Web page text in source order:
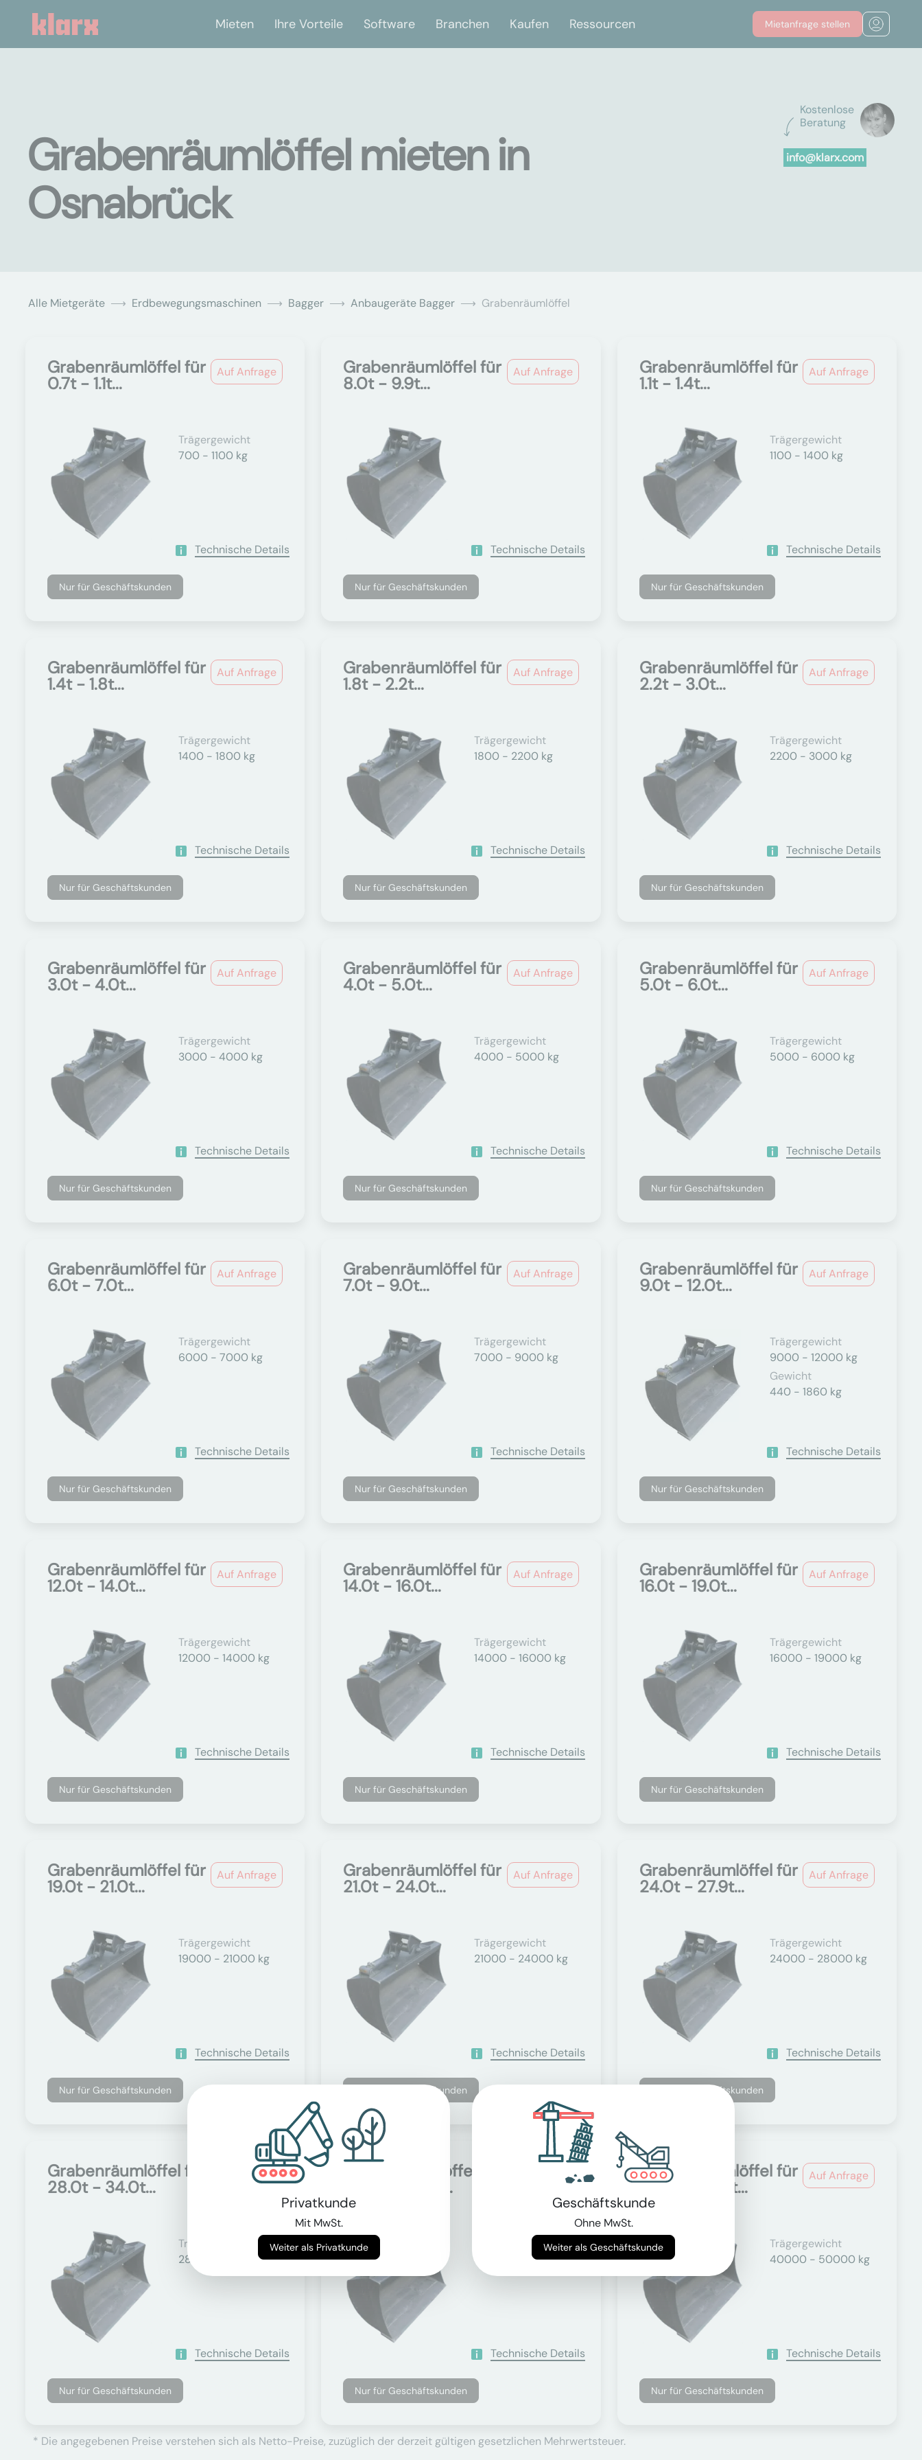
Mieten Ihre Vorteile Software Branchen Kaufen Ressourcen Mietanfrage stellen
Kostenlose
Beratung
info@klarx.com
Grabenräumlöffel mieten in
Osnabrück
Alle Mietgeräte Erdbewegungsmaschinen Bagger Anbaugeräte Bagger Grabenräumlöffel
Auf Anfrage
Grabenräumlöffel für
0.7t - 1.1t...
Trägergewicht
700 - 1100 kg
Technische Details
Nur für Geschäftskunden
Auf Anfrage
Grabenräumlöffel für
8.0t - 9.9t...
Technische Details
Nur für Geschäftskunden
Auf Anfrage
Grabenräumlöffel für
1.1t - 1.4t...
Trägergewicht
1100 - 1400 kg
Technische Details
Nur für Geschäftskunden
Auf Anfrage
Grabenräumlöffel für
1.4t - 1.8t...
Trägergewicht
1400 - 1800 kg
Technische Details
Nur für Geschäftskunden
Auf Anfrage
Grabenräumlöffel für
1.8t - 2.2t...
Trägergewicht
1800 - 2200 kg
Technische Details
Nur für Geschäftskunden
Auf Anfrage
Grabenräumlöffel für
2.2t - 3.0t...
Trägergewicht
2200 - 3000 kg
Technische Details
Nur für Geschäftskunden
Auf Anfrage
Grabenräumlöffel für
3.0t - 4.0t...
Trägergewicht
3000 - 4000 kg
Technische Details
Nur für Geschäftskunden
Auf Anfrage
Grabenräumlöffel für
4.0t - 5.0t...
Trägergewicht
4000 - 5000 kg
Technische Details
Nur für Geschäftskunden
Auf Anfrage
Grabenräumlöffel für
5.0t - 6.0t...
Trägergewicht
5000 - 6000 kg
Technische Details
Nur für Geschäftskunden
Auf Anfrage
Grabenräumlöffel für
6.0t - 7.0t...
Trägergewicht
6000 - 7000 kg
Technische Details
Nur für Geschäftskunden
Auf Anfrage
Grabenräumlöffel für
7.0t - 9.0t...
Trägergewicht
7000 - 9000 kg
Technische Details
Nur für Geschäftskunden
Auf Anfrage
Grabenräumlöffel für
9.0t - 12.0t...
Trägergewicht
9000 - 12000 kg
Gewicht
440 - 1860 kg
Technische Details
Nur für Geschäftskunden
Auf Anfrage
Grabenräumlöffel für
12.0t - 14.0t...
Trägergewicht
12000 - 14000 kg
Technische Details
Nur für Geschäftskunden
Auf Anfrage
Grabenräumlöffel für
14.0t - 16.0t...
Trägergewicht
14000 - 16000 kg
Technische Details
Nur für Geschäftskunden
Auf Anfrage
Grabenräumlöffel für
16.0t - 19.0t...
Trägergewicht
16000 - 19000 kg
Technische Details
Nur für Geschäftskunden
Auf Anfrage
Grabenräumlöffel für
19.0t - 21.0t...
Trägergewicht
19000 - 21000 kg
Technische Details
Nur für Geschäftskunden
Auf Anfrage
Grabenräumlöffel für
21.0t - 24.0t...
Trägergewicht
21000 - 24000 kg
Technische Details
Nur für Geschäftskunden
Auf Anfrage
Grabenräumlöffel für
24.0t - 27.9t...
Trägergewicht
24000 - 28000 kg
Technische Details
Nur für Geschäftskunden
Auf Anfrage
Grabenräumlöffel für
28.0t - 34.0t...
Trägergewicht
28000 - 34000 kg
Technische Details
Nur für Geschäftskunden
Auf Anfrage
Grabenräumlöffel für
34.0t - 40.0t...
Trägergewicht
34000 - 40000 kg
Technische Details
Nur für Geschäftskunden
Auf Anfrage
Grabenräumlöffel für
40.0t - 49.9t...
Trägergewicht
40000 - 50000 kg
Technische Details
Nur für Geschäftskunden
* Die angegebenen Preise verstehen sich als Netto-Preise, zuzüglich der derzeit gültigen gesetzlichen Mehrwertsteuer.
Privatkunde
Mit MwSt.
Weiter als Privatkunde
Geschäftskunde
Ohne MwSt.
Weiter als Geschäftskunde